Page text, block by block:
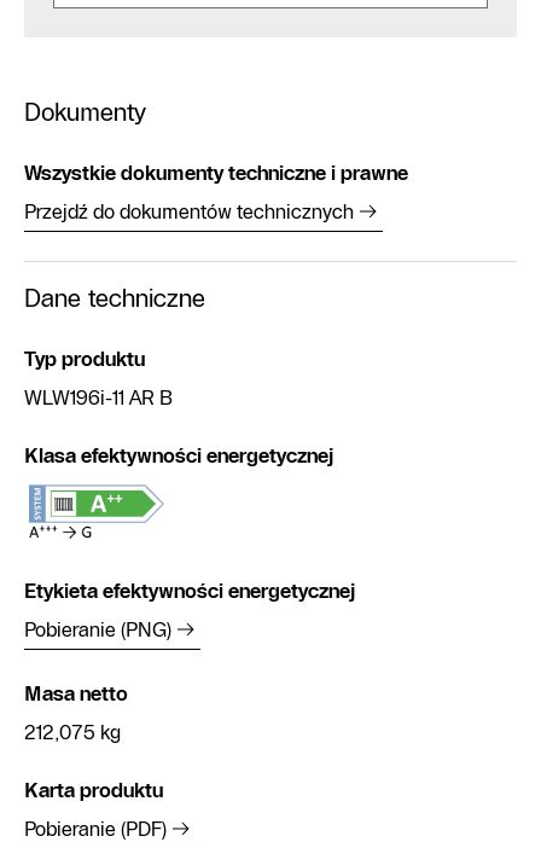
Dokumenty
Wszystkie dokumenty techniczne i prawne
Przejdź do dokumentów technicznych
Dane techniczne
Typ produktu
WLW196i-11 AR B
Klasa efektywności energetycznej
Etykieta efektywności energetycznej
Pobieranie (PNG)
Masa netto
212,075 kg
Karta produktu
Pobieranie (PDF)